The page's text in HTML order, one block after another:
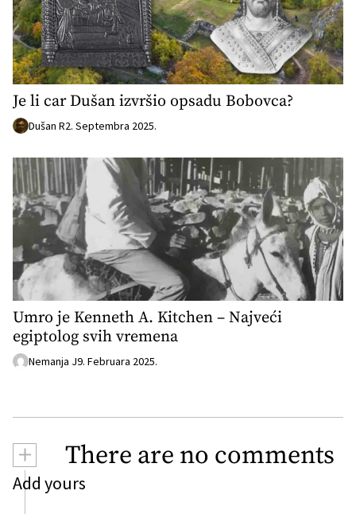
Je li car Dušan izvršio opsadu Bobovca?
Dušan R2. Septembra 2025.
Umro je Kenneth A. Kitchen – Najveći
egiptolog svih vremena
Nemanja J9. Februara 2025.
+ There are no comments
Add yours